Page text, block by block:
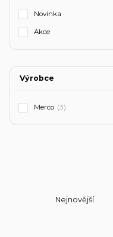
Novinka
Akce
Výrobce
Merco (3)
Nejnovější